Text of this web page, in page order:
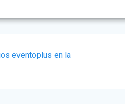
eventoplus en la